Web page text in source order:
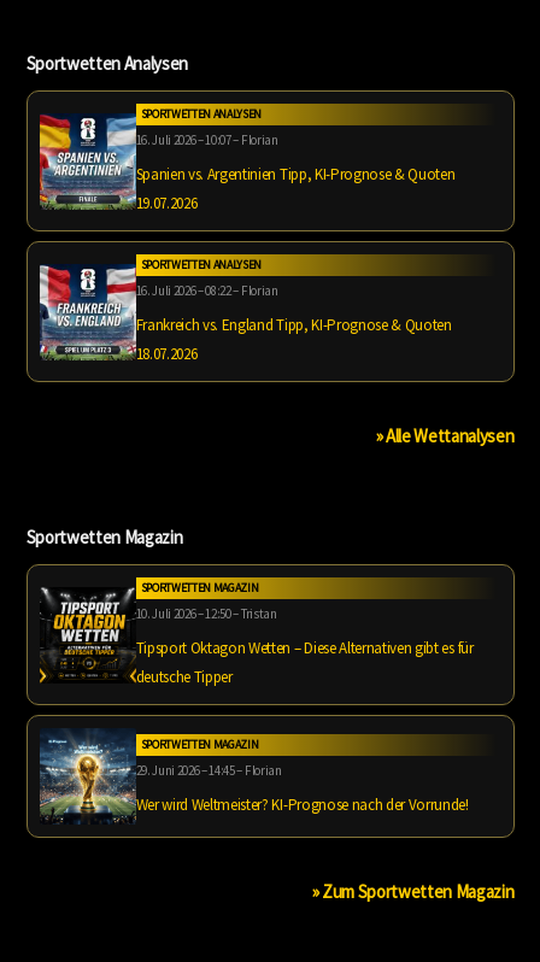
Sportwetten Analysen
SPORTWETTEN ANALYSEN
16. Juli 2026 – 10:07 – Florian
Spanien vs. Argentinien Tipp, KI-Prognose & Quoten
19.07.2026
SPORTWETTEN ANALYSEN
16. Juli 2026 – 08:22 – Florian
Frankreich vs. England Tipp, KI-Prognose & Quoten
18.07.2026
» Alle Wettanalysen
Sportwetten Magazin
SPORTWETTEN MAGAZIN
10. Juli 2026 – 12:50 – Tristan
Tipsport Oktagon Wetten – Diese Alternativen gibt es für
deutsche Tipper
SPORTWETTEN MAGAZIN
29. Juni 2026 – 14:45 – Florian
Wer wird Weltmeister? KI-Prognose nach der Vorrunde!
» Zum Sportwetten Magazin